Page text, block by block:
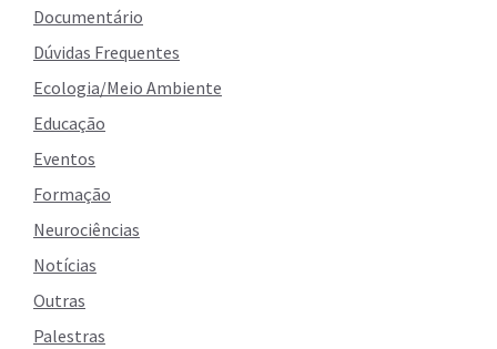
Documentário
Dúvidas Frequentes
Ecologia/Meio Ambiente
Educação
Eventos
Formação
Neurociências
Notícias
Outras
Palestras